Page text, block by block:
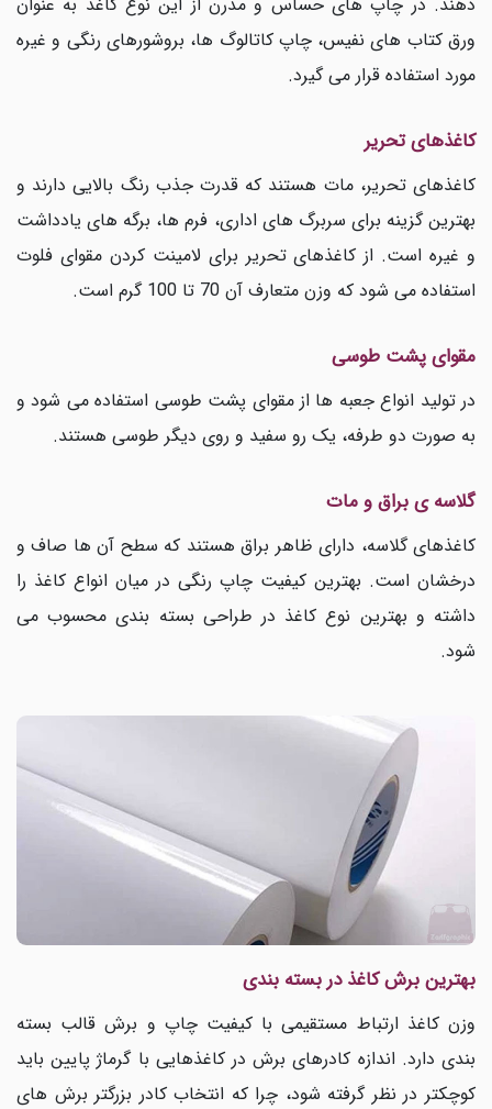
ورق کتاب های نفیس، چاپ کاتالوگ ها، بروشورهای رنگی و غیره
مورد استفاده قرار می گیرد.
کاغذهای تحریر
کاغذهای تحریر، مات هستند که قدرت جذب رنگ بالایی دارند و
بهترین گزینه برای سربرگ های اداری، فرم ها، برگه های یادداشت
و غیره است. از کاغذهای تحریر برای لامینت کردن مقوای فلوت
استفاده می شود که وزن متعارف آن 70 تا 100 گرم است.
مقوای پشت طوسی
در تولید انواع جعبه ها از مقوای پشت طوسی استفاده می شود و
به صورت دو طرفه، یک رو سفید و روی دیگر طوسی هستند.
گلاسه ی براق و مات
کاغذهای گلاسه، دارای ظاهر براق هستند که سطح آن ها صاف و
درخشان است. بهترین کیفیت چاپ رنگی در میان انواع کاغذ را
داشته و بهترین نوع کاغذ در طراحی بسته بندی محسوب می
شود.
بهترین برش کاغذ در بسته بندی
وزن کاغذ ارتباط مستقیمی با کیفیت چاپ و برش قالب بسته
بندی دارد. اندازه کادرهای برش در کاغذهایی با گرماژ پایین باید
کوچکتر در نظر گرفته شود، چرا که انتخاب کادر بزرگتر برش های